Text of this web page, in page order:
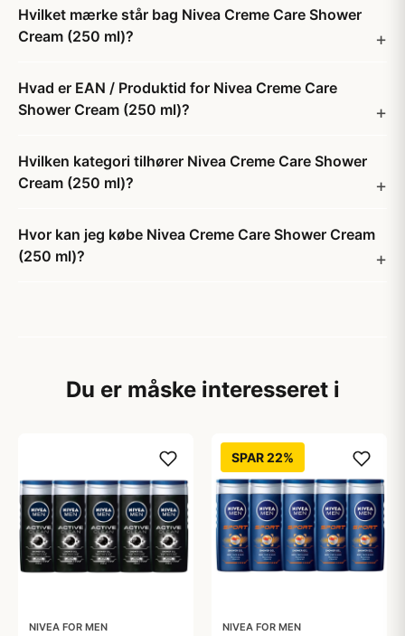
Hvilket mærke står bag Nivea Creme Care Shower
Cream (250 ml)?
Hvad er EAN / Produktid for Nivea Creme Care
Shower Cream (250 ml)?
Hvilken kategori tilhører Nivea Creme Care Shower
Cream (250 ml)?
Hvor kan jeg købe Nivea Creme Care Shower Cream
(250 ml)?
Du er måske interesseret i
NIVEA FOR MEN
SPAR 22%
NIVEA FOR MEN